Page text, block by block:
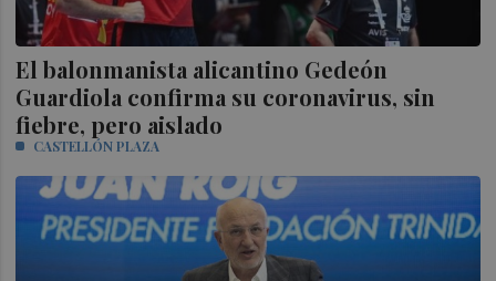
El balonmanista alicantino Gedeón
Guardiola confirma su coronavirus, sin
fiebre, pero aislado
CASTELLÓN PLAZA